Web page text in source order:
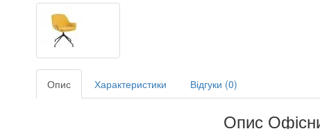
Опис Характеристики Відгуки (0)
Опис